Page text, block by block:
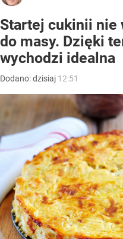
Startej cukinii nie
do masy. Dzięki
wychodzi idealna
Dodano:dzisiaj 12:51